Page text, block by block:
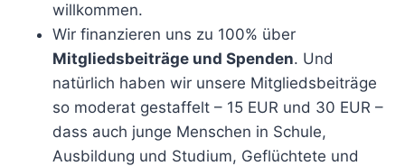
willkommen.
Wir finanzieren uns zu 100% über
Mitgliedsbeiträge und Spenden. Und
natürlich haben wir unsere Mitgliedsbeiträge
so moderat gestaffelt – 15 EUR und 30 EUR –
dass auch junge Menschen in Schule,
Ausbildung und Studium, Geflüchtete und